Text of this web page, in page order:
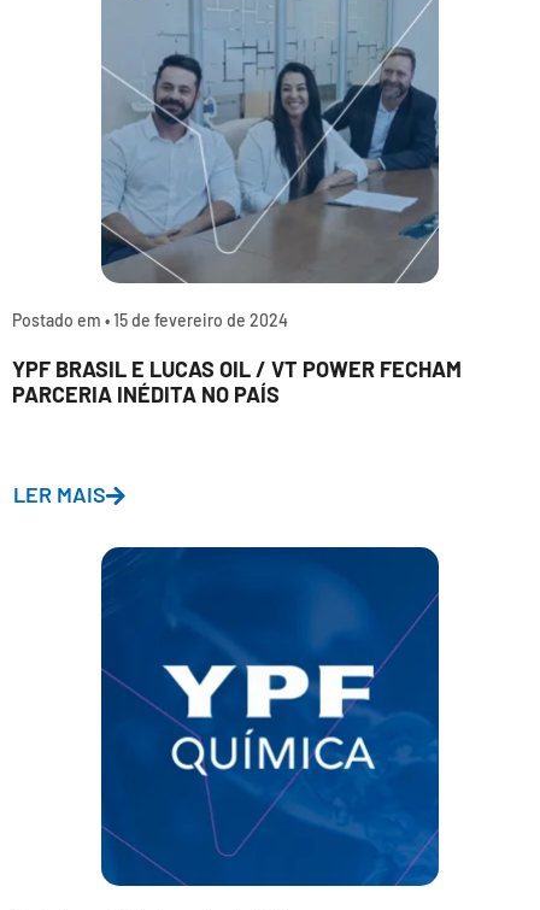
Postado em •15 de fevereiro de 2024
YPF BRASIL E LUCAS OIL / VT POWER FECHAM
PARCERIA INÉDITA NO PAÍS
LER MAIS